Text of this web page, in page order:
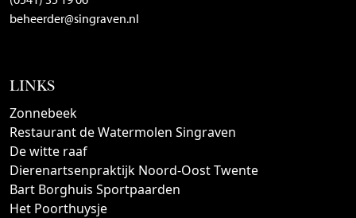
beheerder@singraven.nl
LINKS
Zonnebeek
Restaurant de Watermolen Singraven
De witte raaf
Dierenartsenpraktijk Noord-Oost Twente
Bart Borghuis Sportpaarden
Het Poorthuysje